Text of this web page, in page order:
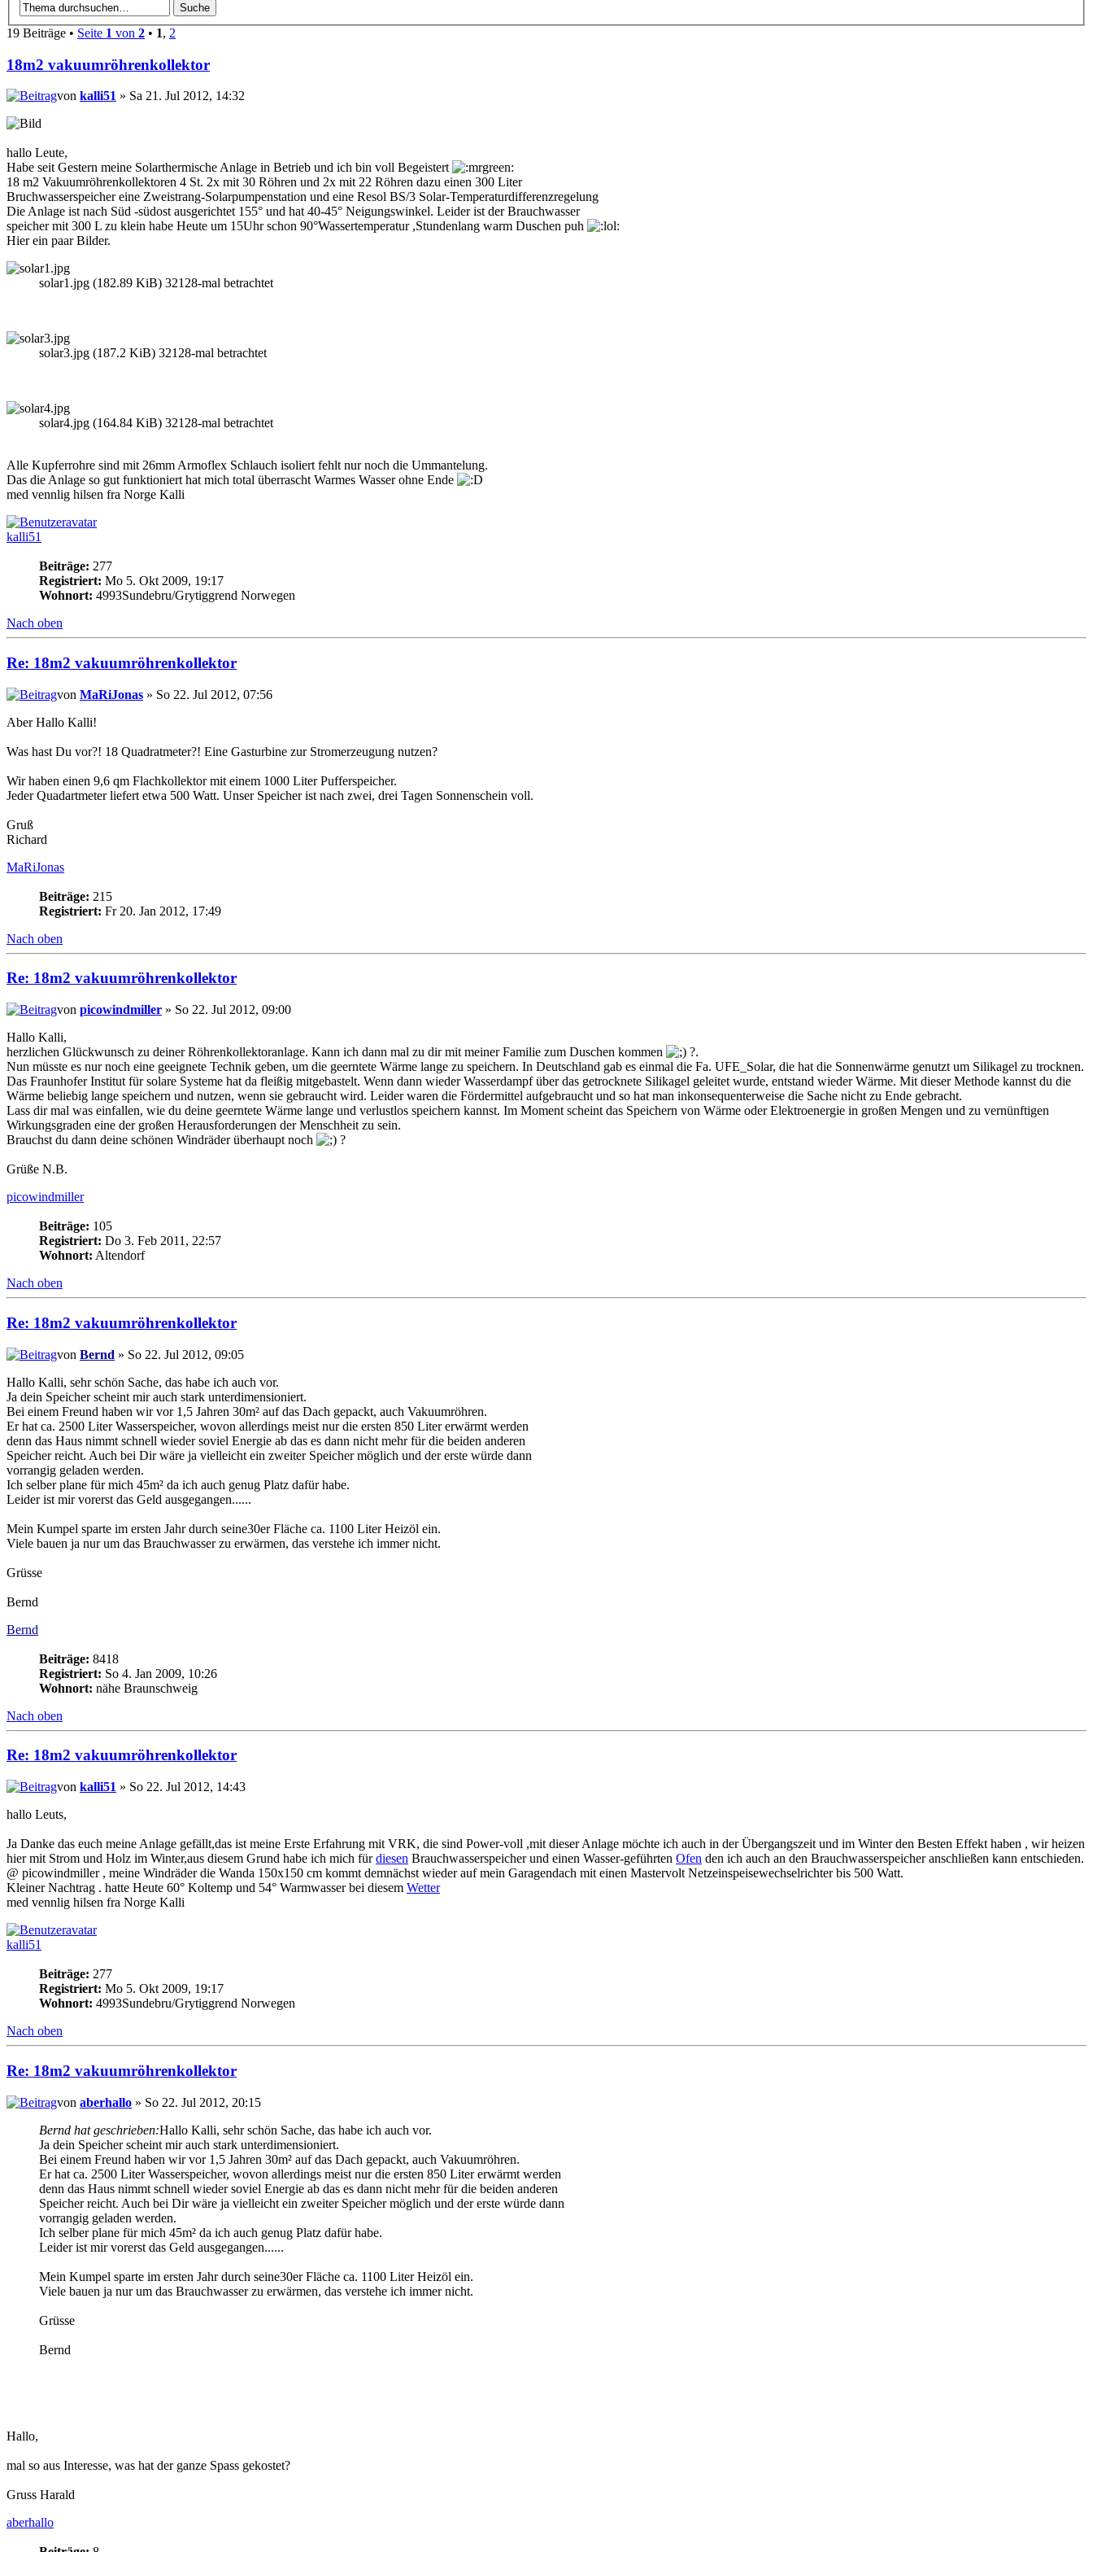
19 Beiträge • Seite 1 von 2 • 1, 2
18m2 vakuumröhrenkollektor
von kalli51 » Sa 21. Jul 2012, 14:32
hallo Leute,
Habe seit Gestern meine Solarthermische Anlage in Betrieb und ich bin voll Begeistert
18 m2 Vakuumröhrenkollektoren 4 St. 2x mit 30 Röhren und 2x mit 22 Röhren dazu einen 300 Liter
Bruchwasserspeicher eine Zweistrang-Solarpumpenstation und eine Resol BS/3 Solar-Temperaturdifferenzregelung
Die Anlage ist nach Süd -südost ausgerichtet 155° und hat 40-45° Neigungswinkel. Leider ist der Brauchwasser
speicher mit 300 L zu klein habe Heute um 15Uhr schon 90°Wassertemperatur ,Stundenlang warm Duschen puh
Hier ein paar Bilder.
solar1.jpg (182.89 KiB) 32128-mal betrachtet
solar3.jpg (187.2 KiB) 32128-mal betrachtet
solar4.jpg (164.84 KiB) 32128-mal betrachtet
Alle Kupferrohre sind mit 26mm Armoflex Schlauch isoliert fehlt nur noch die Ummantelung.
Das die Anlage so gut funktioniert hat mich total überrascht Warmes Wasser ohne Ende
med vennlig hilsen fra Norge Kalli
kalli51
Beiträge: 277
Registriert: Mo 5. Okt 2009, 19:17
Wohnort: 4993Sundebru/Grytiggrend Norwegen
Nach oben
Re: 18m2 vakuumröhrenkollektor
von MaRiJonas » So 22. Jul 2012, 07:56
Aber Hallo Kalli!
Was hast Du vor?! 18 Quadratmeter?! Eine Gasturbine zur Stromerzeugung nutzen?
Wir haben einen 9,6 qm Flachkollektor mit einem 1000 Liter Pufferspeicher.
Jeder Quadartmeter liefert etwa 500 Watt. Unser Speicher ist nach zwei, drei Tagen Sonnenschein voll.
Gruß
Richard
MaRiJonas
Beiträge: 215
Registriert: Fr 20. Jan 2012, 17:49
Nach oben
Re: 18m2 vakuumröhrenkollektor
von picowindmiller » So 22. Jul 2012, 09:00
Hallo Kalli,
herzlichen Glückwunsch zu deiner Röhrenkollektoranlage. Kann ich dann mal zu dir mit meiner Familie zum Duschen kommen
?.
Nun müsste es nur noch eine geeignete Technik geben, um die geerntete Wärme lange zu speichern. In Deutschland gab es einmal die Fa. UFE_Solar, die hat die Sonnenwärme genutzt um Silikagel zu trocknen.
Das Fraunhofer Institut für solare Systeme hat da fleißig mitgebastelt. Wenn dann wieder Wasserdampf über das getrocknete Silikagel geleitet wurde, entstand wieder Wärme. Mit dieser Methode kannst du die
Wärme beliebig lange speichern und nutzen, wenn sie gebraucht wird. Leider waren die Fördermittel aufgebraucht und so hat man inkonsequenterweise die Sache nicht zu Ende gebracht.
Lass dir mal was einfallen, wie du deine geerntete Wärme lange und verlustlos speichern kannst. Im Moment scheint das Speichern von Wärme oder Elektroenergie in großen Mengen und zu vernünftigen
Wirkungsgraden eine der großen Herausforderungen der Menschheit zu sein.
Brauchst du dann deine schönen Windräder überhaupt noch
?
Grüße N.B.
picowindmiller
Beiträge: 105
Registriert: Do 3. Feb 2011, 22:57
Wohnort: Altendorf
Nach oben
Re: 18m2 vakuumröhrenkollektor
von Bernd » So 22. Jul 2012, 09:05
Hallo Kalli, sehr schön Sache, das habe ich auch vor.
Ja dein Speicher scheint mir auch stark unterdimensioniert.
Bei einem Freund haben wir vor 1,5 Jahren 30m² auf das Dach gepackt, auch Vakuumröhren.
Er hat ca. 2500 Liter Wasserspeicher, wovon allerdings meist nur die ersten 850 Liter erwärmt werden
denn das Haus nimmt schnell wieder soviel Energie ab das es dann nicht mehr für die beiden anderen
Speicher reicht. Auch bei Dir wäre ja vielleicht ein zweiter Speicher möglich und der erste würde dann
vorrangig geladen werden.
Ich selber plane für mich 45m² da ich auch genug Platz dafür habe.
Leider ist mir vorerst das Geld ausgegangen......
Mein Kumpel sparte im ersten Jahr durch seine30er Fläche ca. 1100 Liter Heizöl ein.
Viele bauen ja nur um das Brauchwasser zu erwärmen, das verstehe ich immer nicht.
Grüsse
Bernd
Bernd
Beiträge: 8418
Registriert: So 4. Jan 2009, 10:26
Wohnort: nähe Braunschweig
Nach oben
Re: 18m2 vakuumröhrenkollektor
von kalli51 » So 22. Jul 2012, 14:43
hallo Leuts,
Ja Danke das euch meine Anlage gefällt,das ist meine Erste Erfahrung mit VRK, die sind Power-voll ,mit dieser Anlage möchte ich auch in der Übergangszeit und im Winter den Besten Effekt haben , wir heizen
hier mit Strom und Holz im Winter,aus diesem Grund habe ich mich fürdiesen Brauchwasserspeicher und einen Wasser-geführten Ofen den ich auch an den Brauchwasserspeicher anschließen kann entschieden.
@ picowindmiller , meine Windräder die Wanda 150x150 cm kommt demnächst wieder auf mein Garagendach mit einen Mastervolt Netzeinspeisewechselrichter bis 500 Watt.
Kleiner Nachtrag . hatte Heute 60° Koltemp und 54° Warmwasser bei diesem Wetter
med vennlig hilsen fra Norge Kalli
kalli51
Beiträge: 277
Registriert: Mo 5. Okt 2009, 19:17
Wohnort: 4993Sundebru/Grytiggrend Norwegen
Nach oben
Re: 18m2 vakuumröhrenkollektor
von aberhallo » So 22. Jul 2012, 20:15
Bernd hat geschrieben:Hallo Kalli, sehr schön Sache, das habe ich auch vor.
Ja dein Speicher scheint mir auch stark unterdimensioniert.
Bei einem Freund haben wir vor 1,5 Jahren 30m² auf das Dach gepackt, auch Vakuumröhren.
Er hat ca. 2500 Liter Wasserspeicher, wovon allerdings meist nur die ersten 850 Liter erwärmt werden
denn das Haus nimmt schnell wieder soviel Energie ab das es dann nicht mehr für die beiden anderen
Speicher reicht. Auch bei Dir wäre ja vielleicht ein zweiter Speicher möglich und der erste würde dann
vorrangig geladen werden.
Ich selber plane für mich 45m² da ich auch genug Platz dafür habe.
Leider ist mir vorerst das Geld ausgegangen......
Mein Kumpel sparte im ersten Jahr durch seine30er Fläche ca. 1100 Liter Heizöl ein.
Viele bauen ja nur um das Brauchwasser zu erwärmen, das verstehe ich immer nicht.
Grüsse
Bernd
Hallo,
mal so aus Interesse, was hat der ganze Spass gekostet?
Gruss Harald
aberhallo